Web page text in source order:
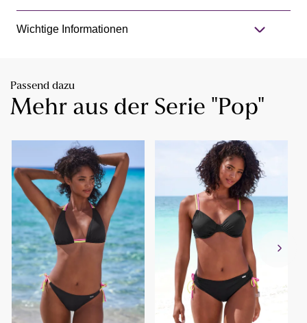
Wichtige Informationen
Passend dazu
Mehr aus der Serie "Pop"